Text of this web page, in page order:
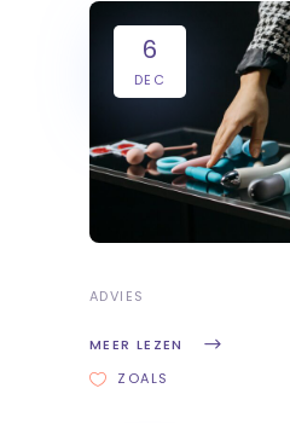
6
DEC
ADVIES
MEER LEZEN
ZOALS